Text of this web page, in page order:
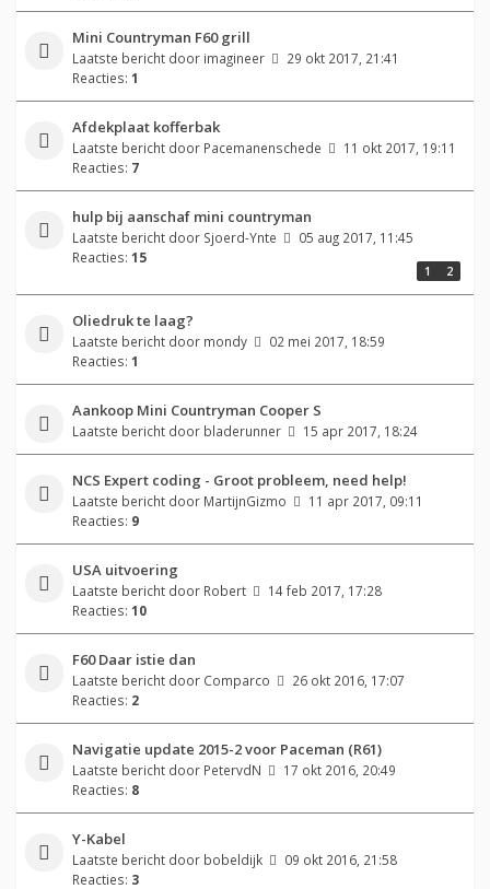
Mini Countryman F60 grill
Laatste bericht door imagineer
29 okt 2017, 21:41
Reacties: 1
Afdekplaat kofferbak
Laatste bericht door Pacemanenschede
11 okt 2017, 19:11
Reacties: 7
hulp bij aanschaf mini countryman
Laatste bericht door Sjoerd-Ynte
05 aug 2017, 11:45
Reacties: 15
1 2
Oliedruk te laag?
Laatste bericht door mondy
02 mei 2017, 18:59
Reacties: 1
Aankoop Mini Countryman Cooper S
Laatste bericht door bladerunner 15 apr 2017, 18:24
NCS Expert coding - Groot probleem, need help!
Laatste bericht door MartijnGizmo
11 apr 2017, 09:11
Reacties: 9
USA uitvoering
Laatste bericht door Robert
14 feb 2017, 17:28
Reacties: 10
F60 Daar istie dan
Laatste bericht door Comparco
26 okt 2016, 17:07
Reacties: 2
Navigatie update 2015-2 voor Paceman (R61)
Laatste bericht door PetervdN
17 okt 2016, 20:49
Reacties: 8
Y-Kabel
Laatste bericht door bobeldijk
09 okt 2016, 21:58
Reacties: 3